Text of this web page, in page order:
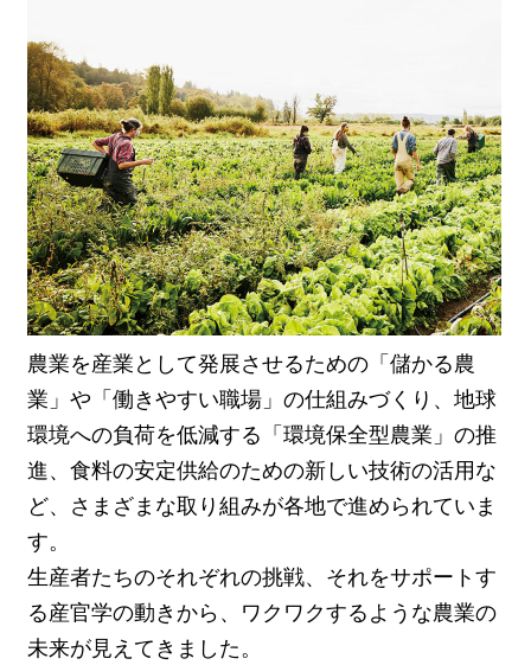
農業を産業として発展させるための「儲かる農
業」や「働きやすい職場」の仕組みづくり、地球
環境への負荷を低減する「環境保全型農業」の推
進、食料の安定供給のための新しい技術の活用な
ど、さまざまな取り組みが各地で進められていま
す。
生産者たちのそれぞれの挑戦、それをサポートす
る産官学の動きから、ワクワクするような農業の
未来が見えてきました。